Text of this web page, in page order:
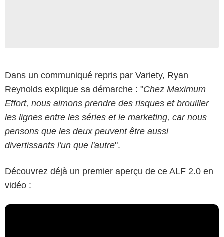
Dans un communiqué repris par Variety, Ryan
Reynolds explique sa démarche : "Chez Maximum
Effort, nous aimons prendre des risques et brouiller
les lignes entre les séries et le marketing, car nous
pensons que les deux peuvent être aussi
divertissants l'un que l'autre".
Découvrez déjà un premier aperçu de ce ALF 2.0 en
vidéo :